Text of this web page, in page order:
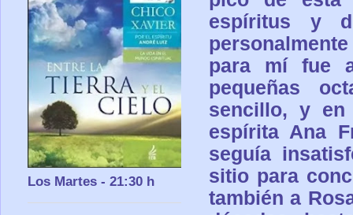
espíritus y
para mí fue
pequeñas
sencillo, y
espírita Ana
seguía
sitio para
también a
Los Martes - 21:30 h